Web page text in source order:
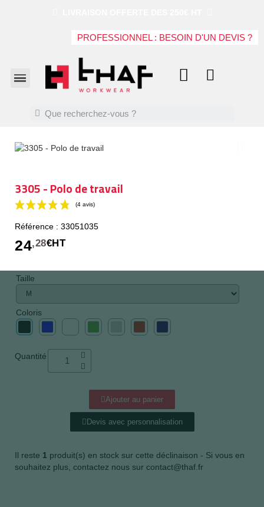
PROFESSIONNEL : BESOIN D'UN DEVIS ?
3305 - Polo de travail
Référence : 33051035
24,28€HT
Taille
Coloris
Quantité
Ajouter au panier
Devis avec personnalisation
Il reste 1 produit(s) en stock sur cette déclinaison - Si vous en
souhaitez plus, contactez nous sur contact@thaf.fr